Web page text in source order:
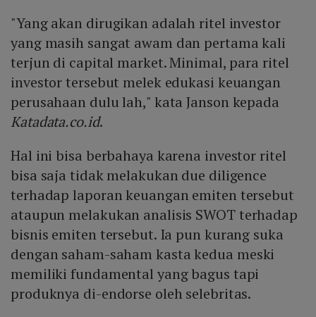
"Yang akan dirugikan adalah ritel investor
yang masih sangat awam dan pertama kali
terjun di capital market. Minimal, para ritel
investor tersebut melek edukasi keuangan
perusahaan dulu lah," kata Janson kepada
Katadata.co.id.
Hal ini bisa berbahaya karena investor ritel
bisa saja tidak melakukan due diligence
terhadap laporan keuangan emiten tersebut
ataupun melakukan analisis SWOT terhadap
bisnis emiten tersebut. Ia pun kurang suka
dengan saham-saham kasta kedua meski
memiliki fundamental yang bagus tapi
produknya di-endorse oleh selebritas.